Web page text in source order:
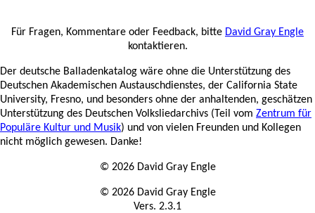
Für Fragen, Kommentare oder Feedback, bitte David Gray Engle
kontaktieren.
Der deutsche Balladenkatalog wäre ohne die Unterstützung des
Deutschen Akademischen Austauschdienstes, der California State
University, Fresno, und besonders ohne der anhaltenden, geschätzen
Unterstützung des Deutschen Volksliedarchivs (Teil vom Zentrum für
Populäre Kultur und Musik) und von vielen Freunden und Kollegen
nicht möglich gewesen. Danke!
© 2026 David Gray Engle
© 2026 David Gray Engle
Vers. 2.3.1